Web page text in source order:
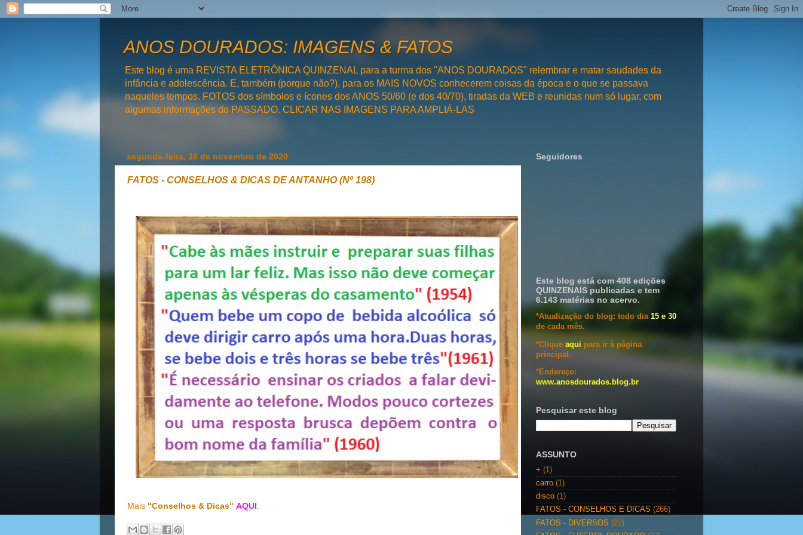
ANOS DOURADOS: IMAGENS & FATOS
Este blog é uma REVISTA ELETRÔNICA QUINZENAL para a turma dos "ANOS DOURADOS" relembrar e matar saudades da
infância e adolescência. E, também (porque não?), para os MAIS NOVOS conhecerem coisas da época e o que se passava
naqueles tempos. FOTOS dos símbolos e ícones dos ANOS 50/60 (e dos 40/70), tiradas da WEB e reunidas num só lugar, com
algumas informações do PASSADO. CLICAR NAS IMAGENS PARA AMPLIÁ-LAS
segunda-feira, 30 de novembro de 2020
FATOS - CONSELHOS & DICAS DE ANTANHO (Nº 198)
Mais "Conselhos & Dicas" AQUI.
Seguidores
Este blog está com 408 edições
QUINZENAIS publicadas e tem
6.143 matérias no acervo.
*Atualização do blog: todo dia 15 e 30
de cada mês.
*Clique aqui para ir à página
principal.
*Endereço:
www.anosdourados.blog.br
Pesquisar este blog
ASSUNTO
+ (1)
carro (1)
disco (1)
FATOS - CONSELHOS E DICAS (266)
FATOS - DIVERSOS (22)